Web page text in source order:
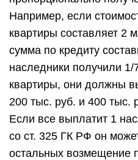
Например, если
квартиры составляет 2
сумма по кредиту
наследники получили 1/
квартиры, они должны
200 тыс. руб. и 400 тыс.
Если все выплатит 1
со ст. 325 ГК РФ он
остальных возмещение